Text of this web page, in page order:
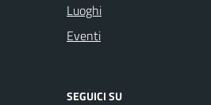
Luoghi
Eventi
SEGUICI SU